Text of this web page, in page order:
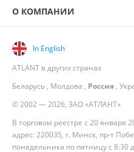
О КОМПАНИИ
© 2002 — 2026, ЗАО «АТЛАНТ»
В торговом реестре с 20
адрес: 220035, г. Минск, пр-т
понедельника по пятницу с 8:30
In English
ATLANT в других странах
Беларусь , Молдова , Россия ,